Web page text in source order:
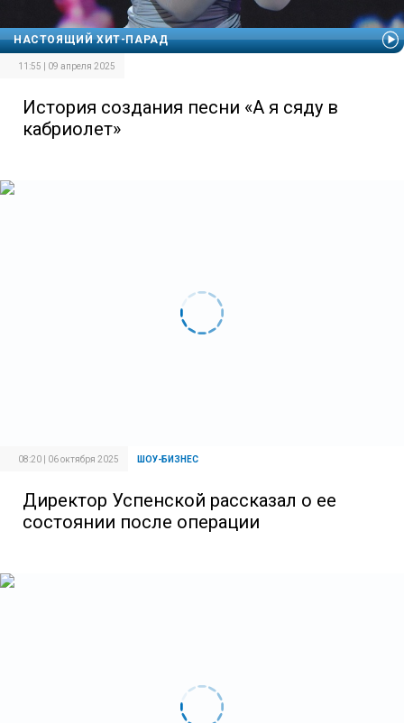
НАСТОЯЩИЙ ХИТ-ПАРАД
11:55 | 09 апреля 2025
История создания песни «А я сяду в
кабриолет»
08:20 | 06 октября 2025 ШОУ-БИЗНЕС
Директор Успенской рассказал о ее
состоянии после операции